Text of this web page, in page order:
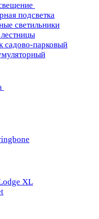
подсветка
светильники
садово-парковый
XL